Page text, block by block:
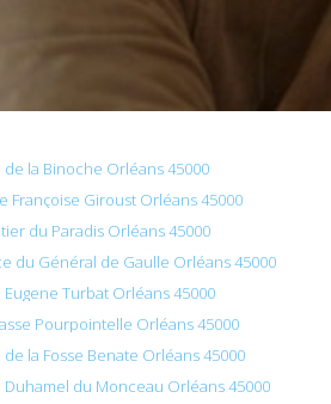
la Binoche Orléans 45000
Françoise Giroust Orléans 45000
du Paradis Orléans 45000
du Général de Gaulle Orléans 45000
Turbat Orléans 45000
Pourpointelle Orléans 45000
la Fosse Benate Orléans 45000
du Monceau Orléans 45000